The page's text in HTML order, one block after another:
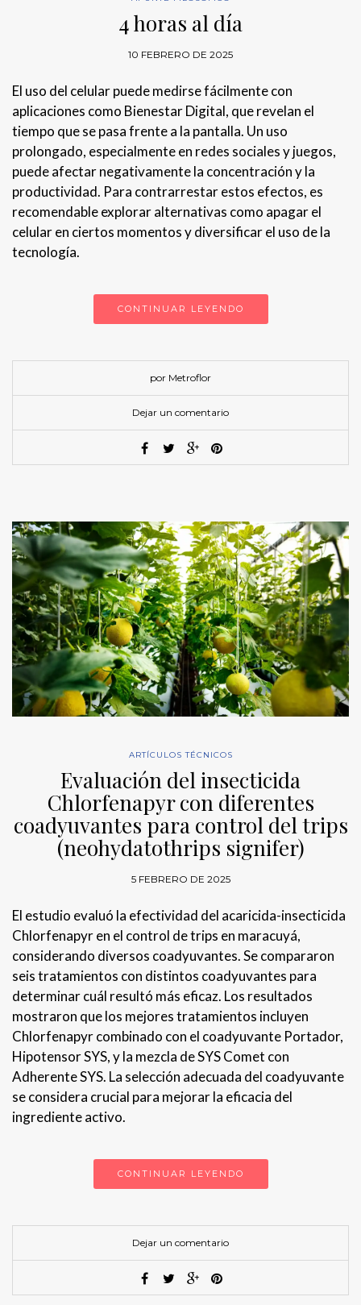
4 horas al día
10 FEBRERO DE 2025
El uso del celular puede medirse fácilmente con
aplicaciones como Bienestar Digital, que revelan el
tiempo que se pasa frente a la pantalla. Un uso
prolongado, especialmente en redes sociales y juegos,
puede afectar negativamente la concentración y la
productividad. Para contrarrestar estos efectos, es
recomendable explorar alternativas como apagar el
celular en ciertos momentos y diversificar el uso de la
tecnología.
CONTINUAR LEYENDO
por Metroflor
Dejar un comentario
ARTÍCULOS TÉCNICOS
Evaluación del insecticida
Chlorfenapyr con diferentes
coadyuvantes para control del trips
(neohydatothrips signifer)
5 FEBRERO DE 2025
El estudio evaluó la efectividad del acaricida-insecticida
Chlorfenapyr en el control de trips en maracuyá,
considerando diversos coadyuvantes. Se compararon
seis tratamientos con distintos coadyuvantes para
determinar cuál resultó más eficaz. Los resultados
mostraron que los mejores tratamientos incluyen
Chlorfenapyr combinado con el coadyuvante Portador,
Hipotensor SYS, y la mezcla de SYS Comet con
Adherente SYS. La selección adecuada del coadyuvante
se considera crucial para mejorar la eficacia del
ingrediente activo.
CONTINUAR LEYENDO
Dejar un comentario